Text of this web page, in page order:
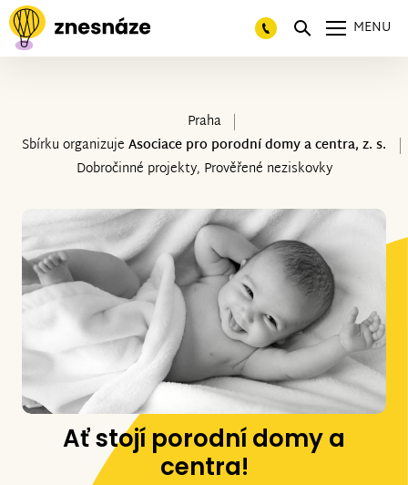
MENU
Praha
Sbírku organizuje Asociace pro porodní domy a centra, z. s.
Dobročinné projekty, Prověřené neziskovky
Ať stojí porodní domy a
centra!